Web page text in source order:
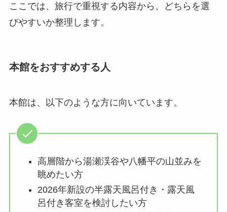
ここでは、旅行で重視する内容から、どちらを選
びやすいか整理します。
本館をおすすめする人
本館は、以下のような方に向いています。
高層階から湯瀬渓谷や八幡平の山並みを
眺めたい方
2026年新設の半露天風呂付き・露天風
呂付き客室を検討したい方